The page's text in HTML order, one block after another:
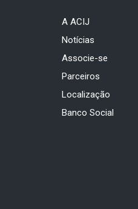
A ACIJ
Notícias
Associe-se
Parceiros
Localização
Banco Social